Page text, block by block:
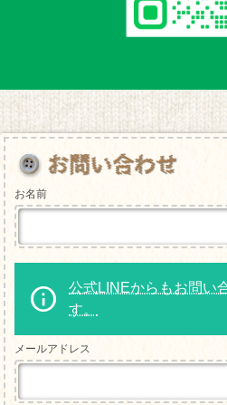
お名前
公式LINEからもお問い
す。
メールアドレス